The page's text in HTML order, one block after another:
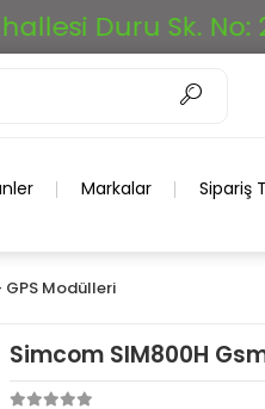
Sk. No: 26/A
Markalar Sipariş
GPS Modülleri
Simcom SIM800H